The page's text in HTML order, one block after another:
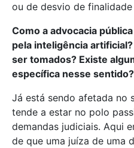
ou de desvio de
Como a advocacia
pela inteligência
ser tomados? Existe
específica nesse sentido?
Já está sendo afetada no
tende a estar no polo
demandas judiciais. Aqui
de que uma juíza de uma